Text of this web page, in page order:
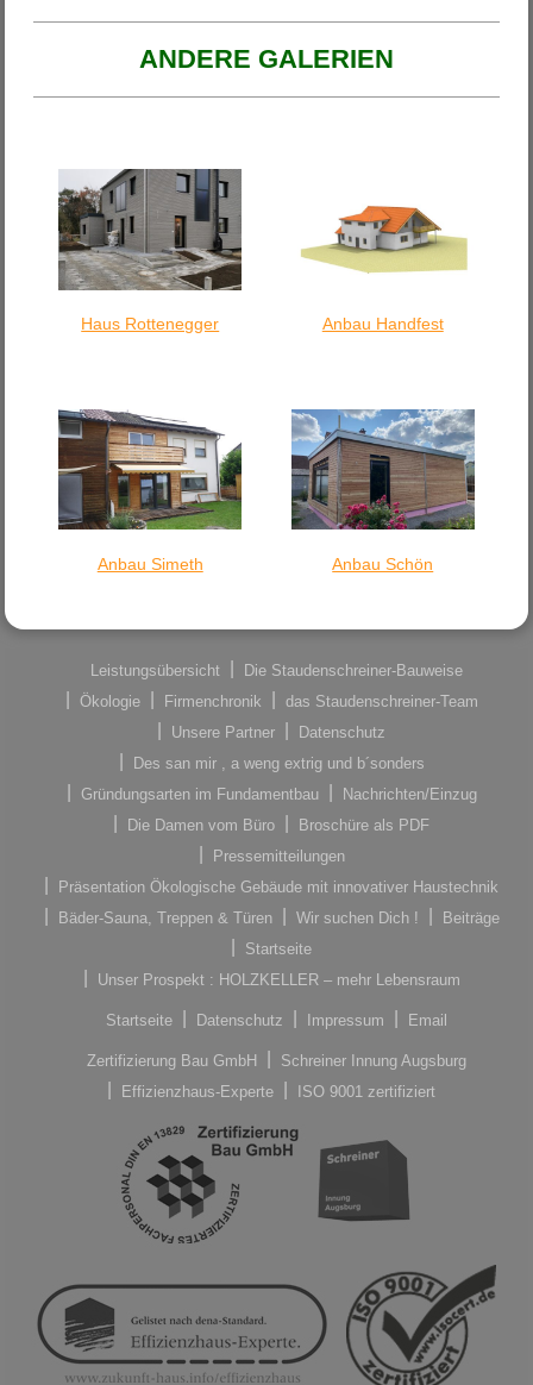
ANDERE GALERIEN
Haus Rottenegger Anbau Handfest
Anbau Simeth Anbau Schön
Leistungsübersicht
Die Staudenschreiner-Bauweise
Ökologie
Firmenchronik
das Staudenschreiner-Team
Unsere Partner
Datenschutz
Des san mir , a weng extrig und b´sonders
Gründungsarten im Fundamentbau
Nachrichten/Einzug
Die Damen vom Büro
Broschüre als PDF
Pressemitteilungen
Präsentation Ökologische Gebäude mit innovativer Haustechnik
Bäder-Sauna, Treppen & Türen
Wir suchen Dich !
Beiträge
Startseite
Unser Prospekt : HOLZKELLER – mehr Lebensraum
Startseite Datenschutz Impressum Email
Zertifizierung Bau GmbH
Schreiner Innung Augsburg
Effizienzhaus-Experte
ISO 9001 zertifiziert